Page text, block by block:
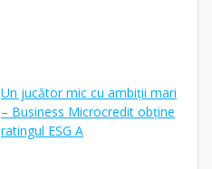
Un jucător mic cu ambiții mari
– Business Microcredit obține
ratingul ESG A